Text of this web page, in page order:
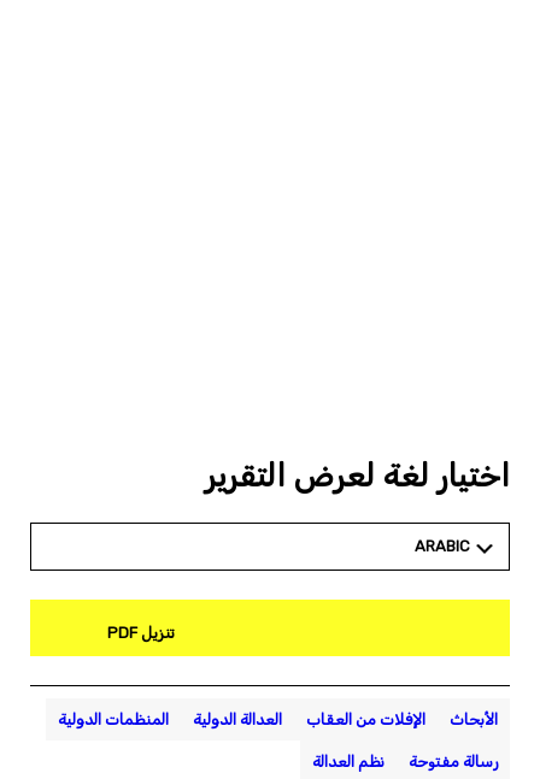
اختيار لغة لعرض التقرير
ARABIC
تنزيل PDF
الأبحاث الإفلات من العقاب العدالة الدولية المنظمات الدولية
رسالة مفتوحة نظم العدالة